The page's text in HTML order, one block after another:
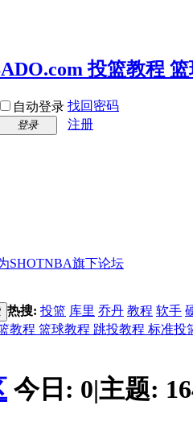
自动登录 找回密码
登录 注册
SHOTNBA旗下论坛
热搜: 投篮 库里 乔丹 教程 软手
教程 篮球教程 跳投教程 标准投
今日: 0|主题: